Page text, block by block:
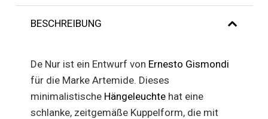
BESCHREIBUNG
De Nur ist ein Entwurf von Ernesto Gismondi
für die Marke Artemide. Dieses
minimalistische Hängeleuchte hat eine
schlanke, zeitgemäße Kuppelform, die mit